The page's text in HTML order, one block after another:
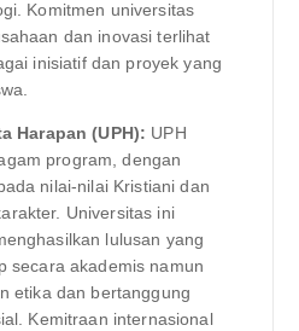
Komitmen universitas
dan inovasi terlihat
inisiatif dan proyek yang
Harapan (UPH): UPH
program, dengan
nilai-nilai Kristiani dan
Universitas ini
lulusan yang
secara akademis namun
etika dan bertanggung
Kemitraan internasional